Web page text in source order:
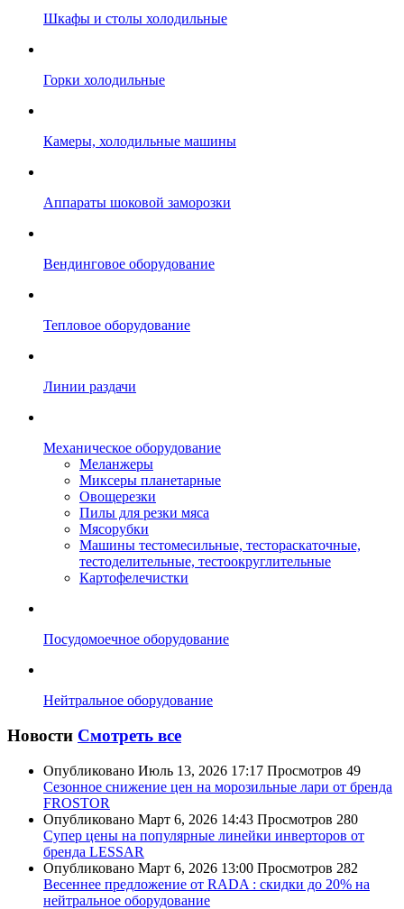
Шкафы и столы холодильные
Горки холодильные
Камеры, холодильные машины
Аппараты шоковой заморозки
Вендинговое оборудование
Тепловое оборудование
Линии раздачи
Механическое оборудование
Меланжеры
Миксеры планетарные
Овощерезки
Пилы для резки мяса
Мясорубки
Машины тестомесильные, тестораскаточные,
тестоделительные, тестоокруглительные
Картофелечистки
Посудомоечное оборудование
Нейтральное оборудование
Новости Смотреть все
Опубликовано Июль 13, 2026 17:17 Просмотров 49
Сезонное снижение цен на морозильные лари от бренда
FROSTOR
Опубликовано Март 6, 2026 14:43 Просмотров 280
Супер цены на популярные линейки инверторов от
бренда LESSAR
Опубликовано Март 6, 2026 13:00 Просмотров 282
Весеннее предложение от RADA : скидки до 20% на
нейтральное оборудование